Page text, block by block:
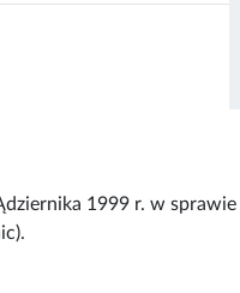
1999 r. w